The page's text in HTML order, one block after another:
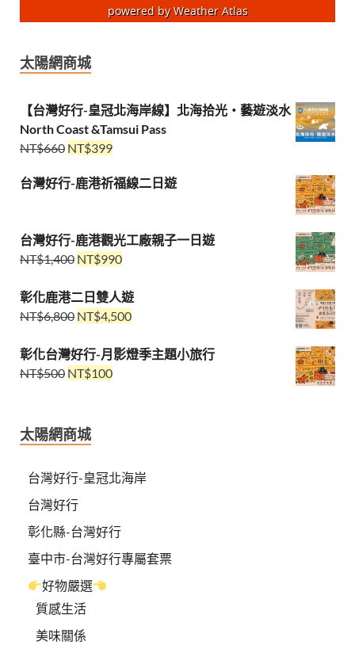
powered byWeather Atlas
太陽網商城
【台灣好行-皇冠北海岸線】北海拾光・藝遊淡水
North Coast &Tamsui Pass
NT$660 NT$399
台灣好行-鹿港祈福線二日遊
台灣好行-鹿港觀光工廠親子一日遊
NT$1,400 NT$990
彰化鹿港二日雙人遊
NT$6,800 NT$4,500
彰化台灣好行-月影燈季主題小旅行
NT$500 NT$100
太陽網商城
台灣好行-皇冠北海岸
台灣好行
彰化縣-台灣好行
臺中市-台灣好行專屬套票
好物嚴選
質感生活
美味關係